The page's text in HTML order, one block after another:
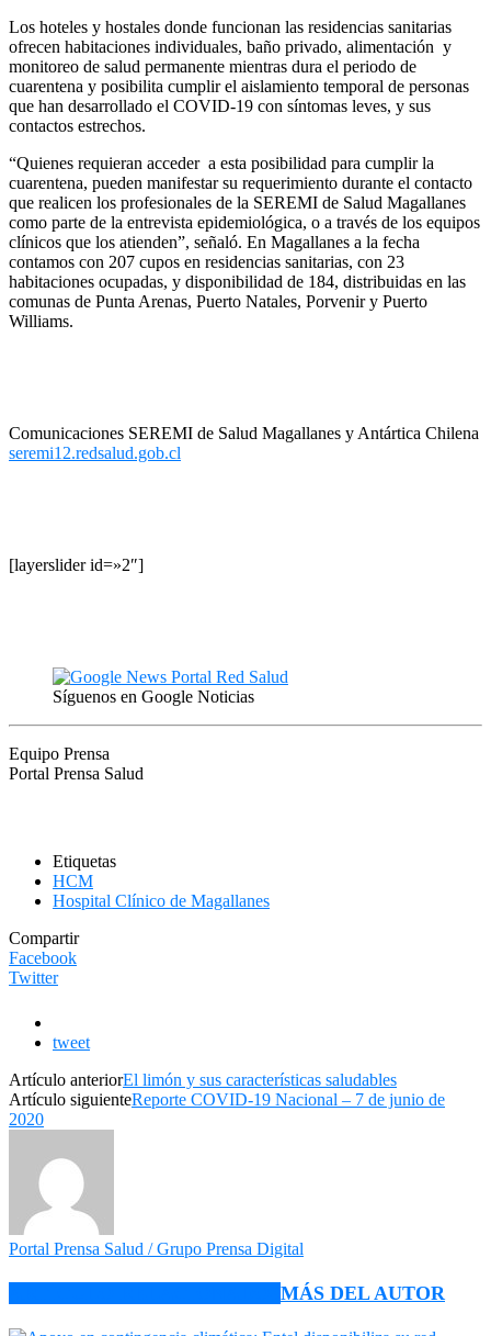
Los hoteles y hostales donde funcionan las residencias sanitarias
ofrecen habitaciones individuales, baño privado, alimentación y
monitoreo de salud permanente mientras dura el periodo de
cuarentena y posibilita cumplir el aislamiento temporal de personas
que han desarrollado el COVID-19 con síntomas leves, y sus
contactos estrechos.
“Quienes requieran acceder a esta posibilidad para cumplir la
cuarentena, pueden manifestar su requerimiento durante el contacto
que realicen los profesionales de la SEREMI de Salud Magallanes
como parte de la entrevista epidemiológica, o a través de los equipos
clínicos que los atienden”, señaló. En Magallanes a la fecha
contamos con 207 cupos en residencias sanitarias, con 23
habitaciones ocupadas, y disponibilidad de 184, distribuidas en las
comunas de Punta Arenas, Puerto Natales, Porvenir y Puerto
Williams.
Comunicaciones SEREMI de Salud Magallanes y Antártica Chilena
seremi12.redsalud.gob.cl
[layerslider id=»2″]
Síguenos en Google Noticias
Equipo Prensa
Portal Prensa Salud
Etiquetas
HCM
Hospital Clínico de Magallanes
Compartir
Facebook
Twitter
tweet
Artículo anteriorEl limón y sus características saludables
Artículo siguienteReporte COVID-19 Nacional – 7 de junio de
2020
Portal Prensa Salud / Grupo Prensa Digital
MÁS DEL AUTOR